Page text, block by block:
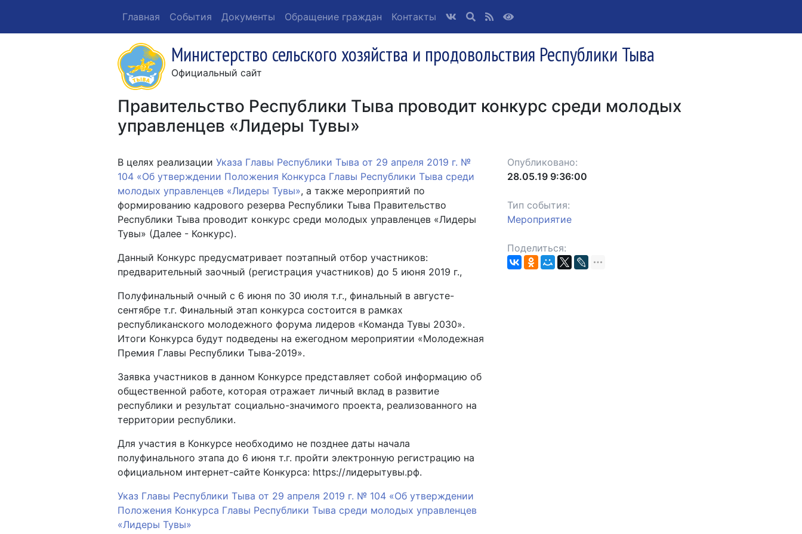
Главная События Документы Обращение граждан Контакты
Министерство сельского хозяйства и продовольствия Республики Тыва
Официальный сайт
Правительство Республики Тыва проводит конкурс среди молодых
управленцев «Лидеры Тувы»
В целях реализации Указа Главы Республики Тыва от 29 апреля 2019 г. №
104 «Об утверждении Положения Конкурса Главы Республики Тыва среди
молодых управленцев «Лидеры Тувы», а также мероприятий по
формированию кадрового резерва Республики Тыва Правительство
Республики Тыва проводит конкурс среди молодых управленцев «Лидеры
Тувы» (Далее - Конкурс).
Данный Конкурс предусматривает поэтапный отбор участников:
предварительный заочный (регистрация участников) до 5 июня 2019 г.,
Полуфинальный очный с 6 июня по 30 июля т.г., финальный в августе-
сентябре т.г. Финальный этап конкурса состоится в рамках
республиканского молодежного форума лидеров «Команда Тувы 2030».
Итоги Конкурса будут подведены на ежегодном мероприятии «Молодежная
Премия Главы Республики Тыва-2019».
Заявка участников в данном Конкурсе представляет собой информацию об
общественной работе, которая отражает личный вклад в развитие
республики и результат социально-значимого проекта, реализованного на
территории республики.
Для участия в Конкурсе необходимо не позднее даты начала
полуфинального этапа до 6 июня т.г. пройти электронную регистрацию на
официальном интернет-сайте Конкурса: https://лидерытувы.рф.
Указ Главы Республики Тыва от 29 апреля 2019 г. № 104 «Об утверждении
Положения Конкурса Главы Республики Тыва среди молодых управленцев
«Лидеры Тувы»
Опубликовано:
28.05.19 9:36:00
Тип события:
Мероприятие
Поделиться: